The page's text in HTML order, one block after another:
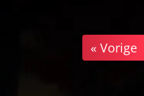
« Vorige